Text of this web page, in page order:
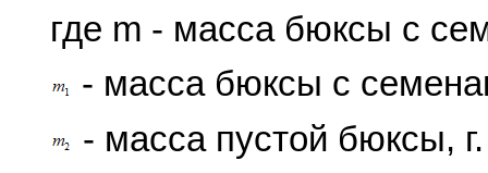
где m - масса бюксы с
- масса бюксы с
- масса пустой бюксы, г.